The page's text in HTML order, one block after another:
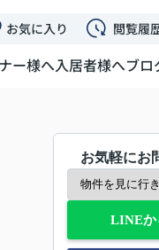
お気に入り 閲覧履
ー様へ入居者様へブロ
お気軽にお
LINEか